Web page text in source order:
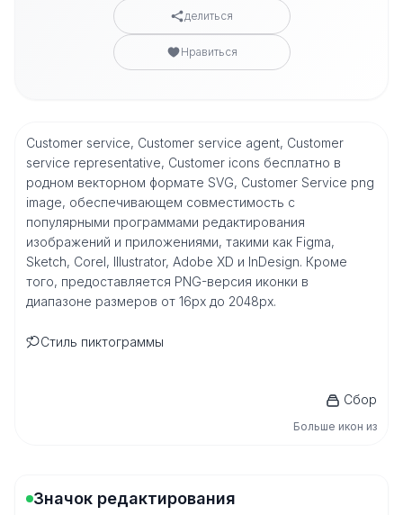
делиться
Нравиться
Customer service, Customer service agent, Customer
service representative, Customer icons бесплатно в
родном векторном формате SVG, Customer Service png
image, обеспечивающем совместимость с
популярными программами редактирования
изображений и приложениями, такими как Figma,
Sketch, Corel, Illustrator, Adobe XD и InDesign. Кроме
того, предоставляется PNG-версия иконки в
диапазоне размеров от 16px до 2048px.
Стиль пиктограммы
Сбор
Больше икон из
Значок редактирования